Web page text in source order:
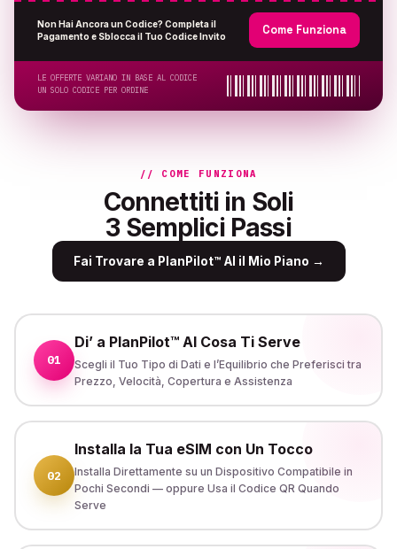
Non Hai Ancora un Codice? Completa il
Pagamento e Sblocca il Tuo Codice Invito
Come Funziona
LE OFFERTE VARIANO IN BASE AL CODICE
UN SOLO CODICE PER ORDINE
// COME FUNZIONA
Connettiti in Soli
3 Semplici Passi
Fai Trovare a PlanPilot™ AI il Mio Piano →
01
Di’ a PlanPilot™ AI Cosa Ti Serve
Scegli il Tuo Tipo di Dati e l’Equilibrio che Preferisci tra
Prezzo, Velocità, Copertura e Assistenza
02
Installa la Tua eSIM con Un Tocco
Installa Direttamente su un Dispositivo Compatibile in
Pochi Secondi — oppure Usa il Codice QR Quando
Serve